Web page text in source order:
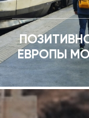
ЕВРОПЫ